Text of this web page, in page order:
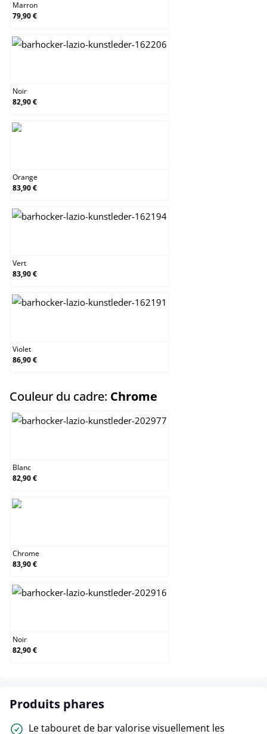
Marron
79,90 €
Noir
82,90 €
Orange
83,90 €
Vert
83,90 €
Violet
86,90 €
Couleur du cadre: Chrome
Blanc
82,90 €
Chrome
83,90 €
Noir
82,90 €
Produits phares
Le tabouret de bar valorise visuellement les